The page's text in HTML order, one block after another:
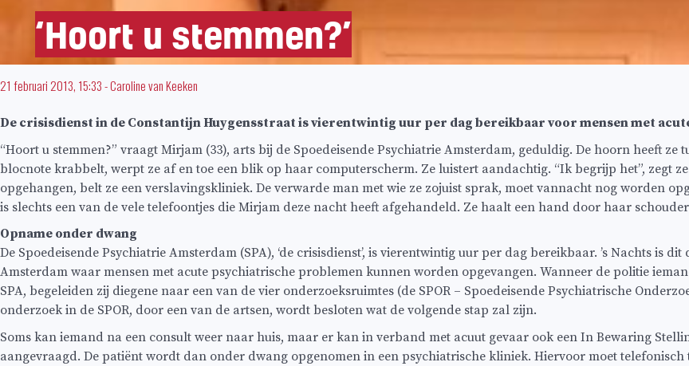
‘Hoort u stemmen?’
21 februari 2013, 15:33-Caroline van Keeken
De crisisdienst in de Constantijn Huygensstraat is vierentwintig uur per dag bereikbaar voor mensen met
“Hoort u stemmen?” vraagt Mirjam (33), arts bij de Spoedeisende Psychiatrie Amsterdam, geduldig. De hoorn heeft
blocnote krabbelt, werpt ze af en toe een blik op haar computerscherm. Ze luistert aandachtig. “Ik begrijp het”, zegt
opgehangen, belt ze een verslavingskliniek. De verwarde man met wie ze zojuist sprak, moet vannacht nog worden
is slechts een van de vele telefoontjes die Mirjam deze nacht heeft afgehandeld. Ze haalt een hand door haar
Opname onder dwang
De Spoedeisende Psychiatrie Amsterdam (SPA), ‘de crisisdienst’, is vierentwintig uur per dag bereikbaar. ’s Nachts is
Amsterdam waar mensen met acute psychiatrische problemen kunnen worden opgevangen. Wanneer de politie
SPA, begeleiden zij diegene naar een van de vier onderzoeksruimtes (de SPOR – Spoedeisende Psychiatrische
onderzoek in de SPOR, door een van de artsen, wordt besloten wat de volgende stap zal zijn.
Soms kan iemand na een consult weer naar huis, maar er kan in verband met acuut gevaar ook een In Bewaring
aangevraagd. De patiënt wordt dan onder dwang opgenomen in een psychiatrische kliniek. Hiervoor moet telefonisch